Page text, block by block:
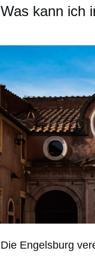
Was kann ich
Die Engelsburg